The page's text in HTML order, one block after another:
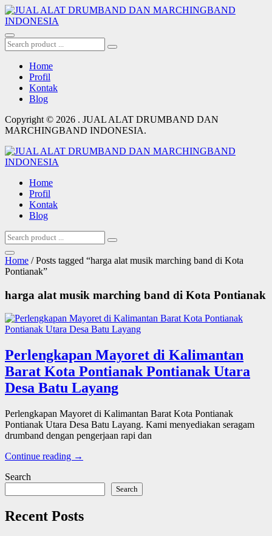
Home
Profil
Kontak
Blog
Copyright © 2026 . JUAL ALAT DRUMBAND DAN
MARCHINGBAND INDONESIA.
Home
Profil
Kontak
Blog
Home / Posts tagged “harga alat musik marching band di Kota
Pontianak”
harga alat musik marching band di Kota Pontianak
Perlengkapan Mayoret di Kalimantan
Barat Kota Pontianak Pontianak Utara
Desa Batu Layang
Perlengkapan Mayoret di Kalimantan Barat Kota Pontianak
Pontianak Utara Desa Batu Layang. Kami menyediakan seragam
drumband dengan pengerjaan rapi dan
Continue reading →
Search
Search
Recent Posts